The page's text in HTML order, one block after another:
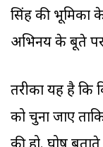
सिंह की भूमिका
अभिनय के बूते
तरीका यह है कि
को चुना जाए